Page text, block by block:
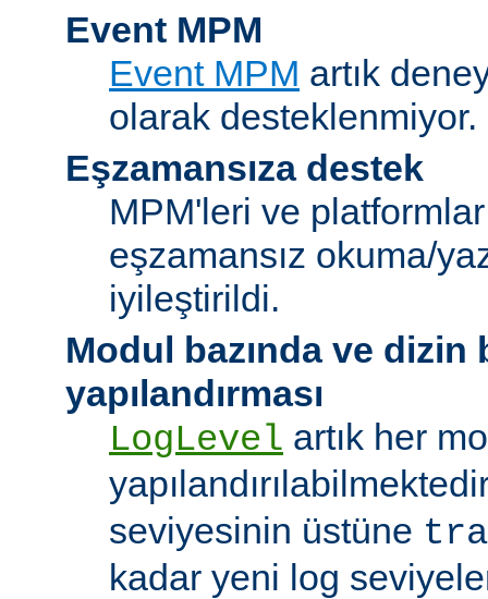
Event MPM
Event MPM artık
olarak desteklenmiyor.
Eşzamansıza destek
MPM'leri ve
eşzamansız okuma/
iyileştirildi.
Modul bazında ve dizin
yapılandırması
LogLevel artık her
seviyesinin üstüne
kadar yeni log